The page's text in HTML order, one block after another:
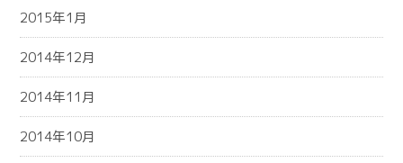
2015年1月
2014年12月
2014年11月
2014年10月